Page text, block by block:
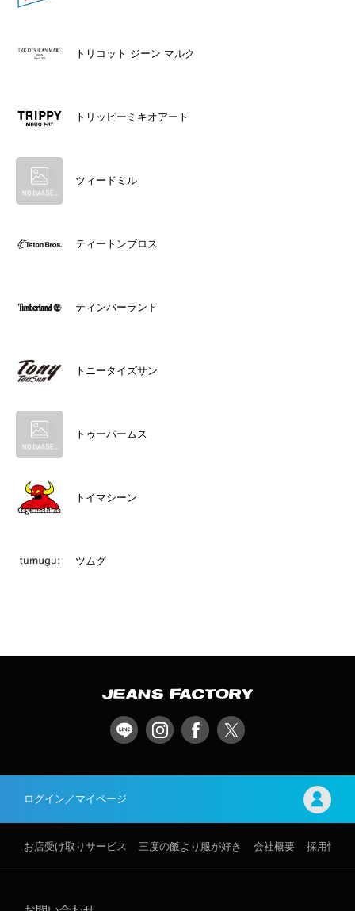
トリコット ジーン マルク
トリッピーミキオアート
ツィードミル
ティートンブロス
ティンバーランド
トニータイズサン
トゥーパームス
トイマシーン
ツムグ
ログイン／マイページ
お店受け取りサービス 三度の飯より服が好き 会社概要 採用情報